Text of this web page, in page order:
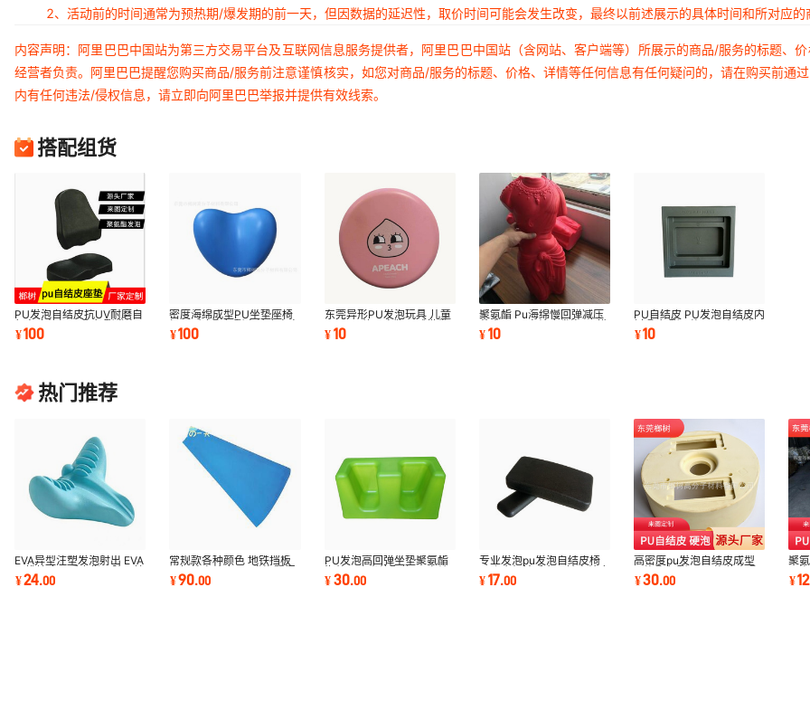
2、活动前的时间通常为预热期/爆发期的前一天，但因数据的延迟性，取价时间可能会发生改变，最终以前述展示的具体时间和所对应的
内容声明：阿里巴巴中国站为第三方交易平台及互联网信息服务提供者，阿里巴巴中国站（含网站、客户端等）所展示的商品/服务的标题、
经营者负责。阿里巴巴提醒您购买商品/服务前注意谨慎核实，如您对商品/服务的标题、价格、详情等任何信息有任何疑问的，请在购买前通
内有任何违法/侵权信息，请立即向阿里巴巴举报并提供有效线索。
搭配组货
PU发泡自结皮抗UV耐磨自
行车座垫加工 聚氨酯发泡
一次成型
¥100
密度海绵成型PU坐垫座椅
加工耐磨聚氨酯自结皮高密
精致防滑高密度
¥100
东莞异形PU发泡玩具 儿童
玩具PU软飞盘狗子球批发
EVA成型飞盘
¥10
聚氨酯 Pu海绵慢回弹减压
艺术品 pu自结皮发泡 pu模
特发泡 硬泡
¥10
PU自结皮 PU发泡自结皮内
衬 聚氨酯硬泡医用内衬自
结皮聚氨酯发泡
¥10
热门推荐
EVA异型注塑发泡射出 EVA
颈椎按摩器重力指压脖子按
摩枕 颈椎枕头
¥24.00
常规款各种颜色 地铁挡板
记忆棉自结皮 PU发泡翼门
加工发泡批发
¥90.00
PU发泡高回弹坐垫聚氨酯
海绵医疗坐垫配件PU自结
皮坐垫
¥30.00
专业发泡pu发泡自结皮椅
子跑步机扶手办公椅自结皮
靠背泡棉制品
¥17.00
高密度pu发泡自结皮成型
硬泡聚氨酯PU硬泡仿木 聚
氨酯PU发泡制品
¥30.00
聚
硬
硬
¥12